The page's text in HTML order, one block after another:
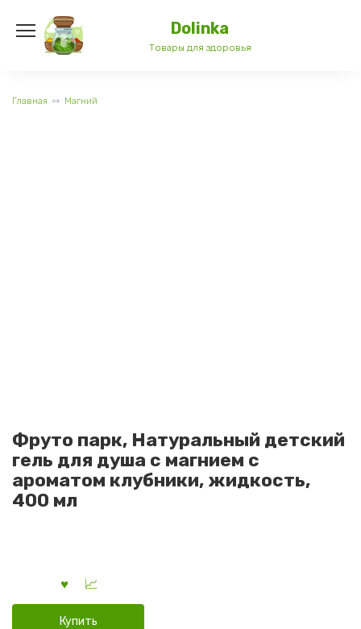
содержанию
Dolinka
Товары для здоровья
Главная Магний
Фруто парк, Натуральный детский
гель для душа с магнием с
ароматом клубники, жидкость,
400 мл
Купить